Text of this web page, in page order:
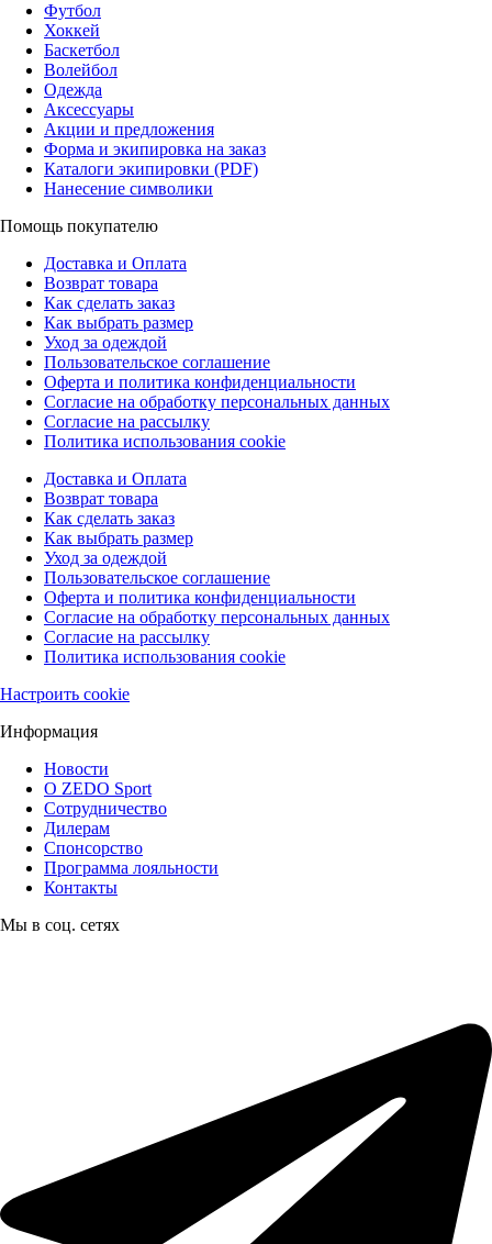
Футбол
Хоккей
Баскетбол
Волейбол
Одежда
Аксессуары
Акции и предложения
Форма и экипировка на заказ
Каталоги экипировки (PDF)
Нанесение символики
Помощь покупателю
Доставка и Оплата
Возврат товара
Как сделать заказ
Как выбрать размер
Уход за одеждой
Пользовательское соглашение
Оферта и политика конфиденциальности
Согласие на обработку персональных данных
Согласие на рассылку
Политика использования cookie
Доставка и Оплата
Возврат товара
Как сделать заказ
Как выбрать размер
Уход за одеждой
Пользовательское соглашение
Оферта и политика конфиденциальности
Согласие на обработку персональных данных
Согласие на рассылку
Политика использования cookie
Настроить cookie
Информация
Новости
О ZEDO Sport
Сотрудничество
Дилерам
Спонсорство
Программа лояльности
Контакты
Мы в соц. сетях